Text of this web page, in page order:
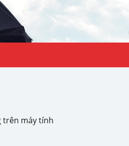
trên máy tính